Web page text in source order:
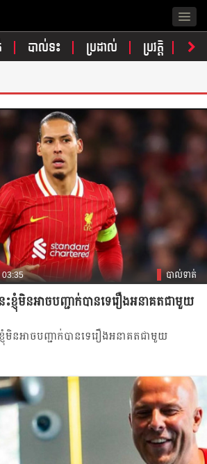
បាល់ទះ ប្រដាល់ ប្រវត្តិ​​ វិភា
បាល់ទាត់
ខ្ញុំ​​មិន​​អាច​បញ្ជាក់​បាន​ទេ​រឿង​អនាគត​ជាមួយ
ញុំ​​មិន​​អាច​បញ្ជាក់​បាន​ទេ​រឿង​អនាគត​ជាមួយ